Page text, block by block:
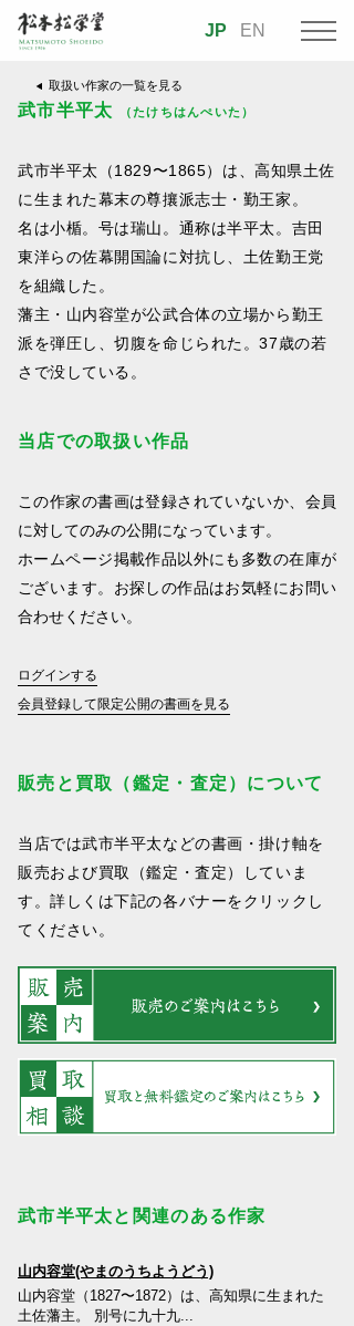
JP EN
取扱い作家の一覧を見る
武市半平太 （たけちはんぺいた）
武市半平太（1829〜1865）は、高知県土佐
に生まれた幕末の尊攘派志士・勤王家。
名は小楯。号は瑞山。通称は半平太。吉田
東洋らの佐幕開国論に対抗し、土佐勤王党
を組織した。
藩主・山内容堂が公武合体の立場から勤王
派を弾圧し、切腹を命じられた。37歳の若
さで没している。
当店での取扱い作品
この作家の書画は登録されていないか、会員
に対してのみの公開になっています。
ホームページ掲載作品以外にも多数の在庫が
ございます。お探しの作品はお気軽にお問い
合わせください。
ログインする
会員登録して限定公開の書画を見る
販売と買取（鑑定・査定）について
当店では武市半平太などの書画・掛け軸を
販売および買取（鑑定・査定）していま
す。詳しくは下記の各バナーをクリックし
てください。
武市半平太と関連のある作家
山内容堂(やまのうちようどう)
山内容堂（1827〜1872）は、高知県に生まれた
土佐藩主。 別号に九十九...